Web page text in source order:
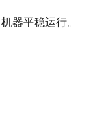
器平稳运行。